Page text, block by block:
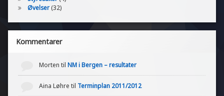
Øvelser(32)
Kommentarer
Morten til NM i Bergen – resultater
Aina Løhre til Terminplan 2011/2012